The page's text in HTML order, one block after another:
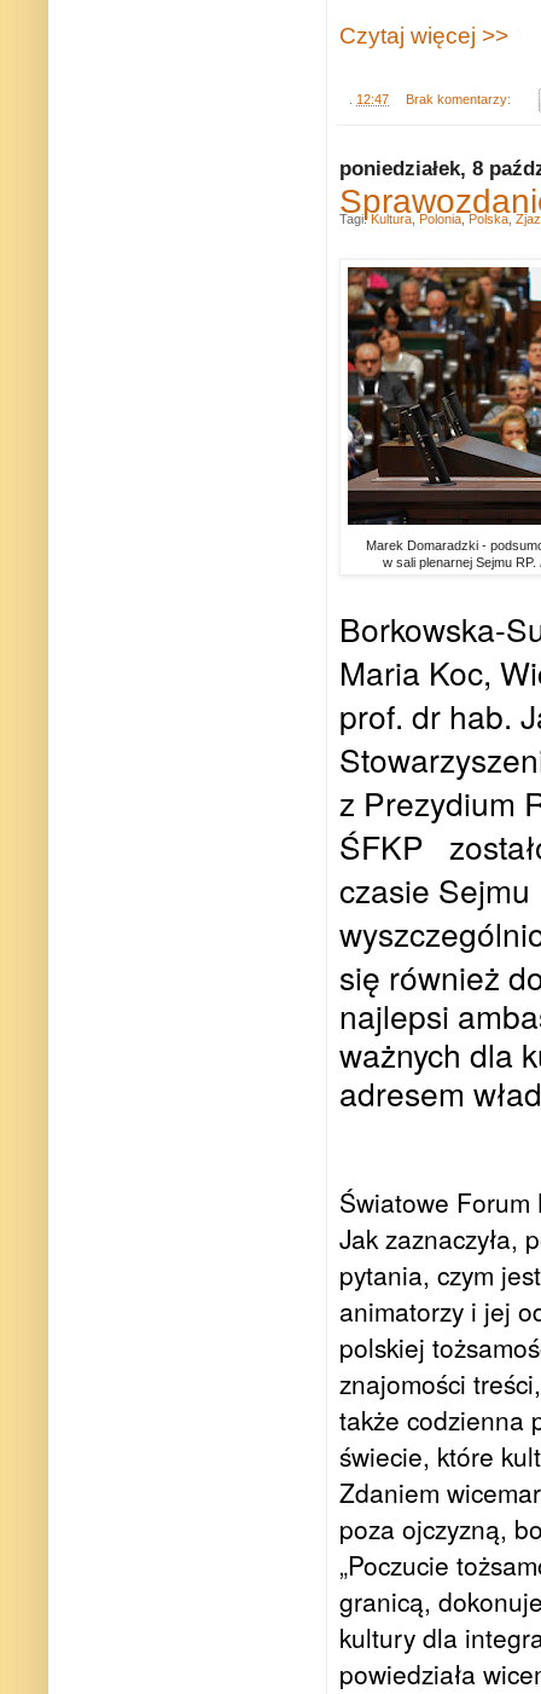
Czytaj więcej >>
12:47 Brak komentarzy:
poniedziałek, 8
Marek Domaradzki -
w sali plenarnej Sejmu RP.
Borkowska-
Maria Koc,
prof. dr hab.
z Prezydium
ŚFKP
czasie Sejmu
się również
najlepsi
ważnych dla
adresem
Światowe Forum
Jak zaznaczyła,
pytania, czym
animatorzy i jej
polskiej
znajomości
także codzienna
świecie, które
Zdaniem
poza ojczyzną,
„Poczucie
granicą,
kultury dla
powiedziała
Tagi: Kultura Polonia Polska